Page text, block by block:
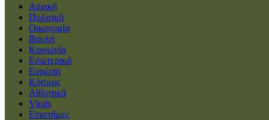
Αρχική
Πολιτική
Οικονομία
Βουλή
Κοινωνία
Εσωτερικά
Ευρώπη
Κόσμος
Αθλητικά
Virals
Επιστήμες